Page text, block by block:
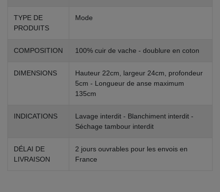
TYPE DE
PRODUITS
Mode
COMPOSITION 100% cuir de vache - doublure en coton
DIMENSIONS
Hauteur 22cm, largeur 24cm, profondeur
5cm - Longueur de anse maximum
135cm
INDICATIONS
Lavage interdit - Blanchiment interdit -
Séchage tambour interdit
DÉLAI DE
LIVRAISON
2 jours ouvrables pour les envois en
France